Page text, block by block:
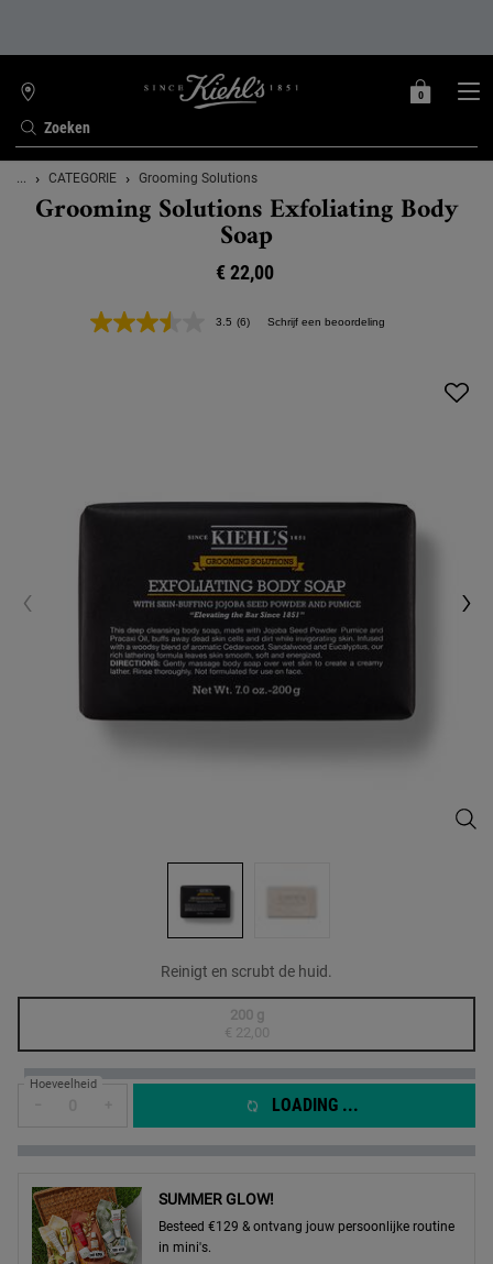
Zoeken
WINKELZOEKER
MIJN
0
0 PRODUCT
Hoofdinhoud
... CATEGORIE Grooming Solutions
Grooming Solutions Exfoliating Body
Soap
€ 22,00
3.5 Lees
(6) Schrijf een beoordeling
Reinigt en scrubt de huid.
Geselecteerd
De productvariant is niet in voorraad, {0}
200 g
€ 22,00
, 1 of 1
Hoeveelheid
LOADING ...
SUMMER GLOW!
Besteed €129 & ontvang jouw persoonlijke routine
in mini's.